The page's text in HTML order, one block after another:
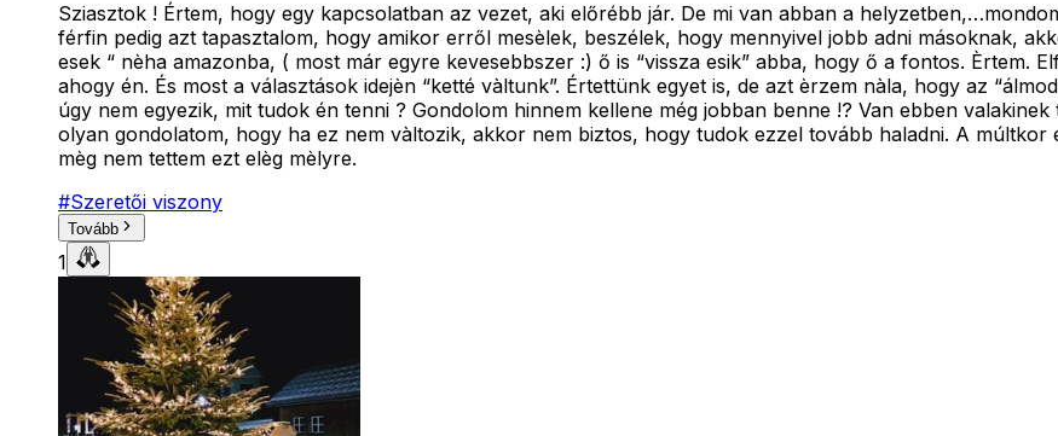
Sziasztok ! Értem, hogy egy kapcsolatban az vezet, aki előrébb jár. De mi van abban a
férfin pedig azt tapasztalom, hogy amikor erről mesèlek, beszélek, hogy mennyivel jobb adni másoknak,
esek “ nèha amazonba, ( most már egyre kevesebbszer :) ő is “vissza esik” abba, hogy ő a fontos. Èrtem.
ahogy én. És most a választások idejèn “ketté vàltunk”. Értettünk egyet is, de azt èrzem nàla, hogy az
úgy nem egyezik, mit tudok én tenni ? Gondolom hinnem kellene még jobban benne !? Van ebben
olyan gondolatom, hogy ha ez nem vàltozik, akkor nem biztos, hogy tudok ezzel tovább haladni. A múltkor
mèg nem tettem ezt elèg mèlyre.
#Szeretői viszony
Tovább
1